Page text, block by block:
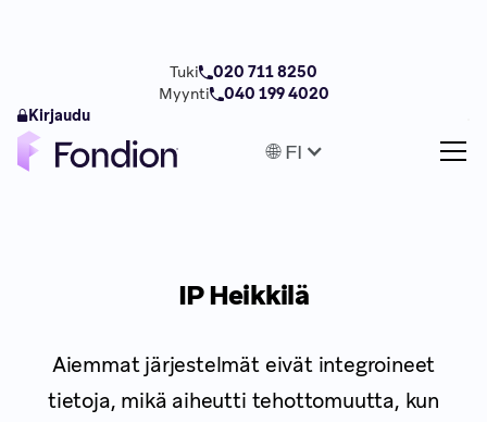
🌐 FI
Tuki
020 711 8250
Myynti
040 199 4020
Kirjaudu
IP Heikkilä
Aiemmat järjestelmät eivät integroineet
tietoja, mikä aiheutti tehottomuutta, kun